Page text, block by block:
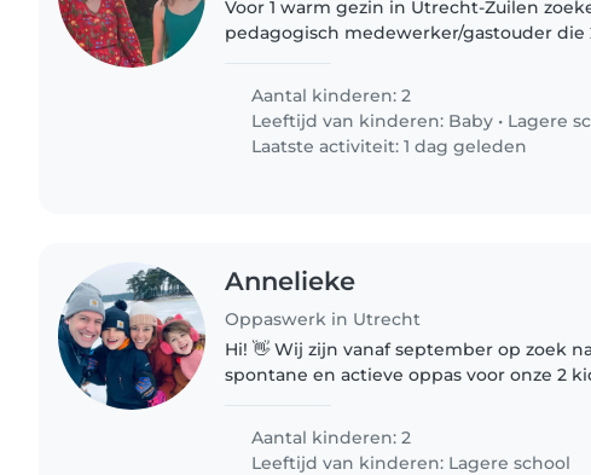
Voor 1 warm gezin in Utrecht-Zuilen
pedagogisch medewerker/gastouder die
uur per week, met..
Aantal kinderen: 2
Leeftijd van kinderen: Baby • Lagere
Laatste activiteit: 1 dag geleden
Annelieke
Oppaswerk in Utrecht
Hi! 👋 Wij zijn vanaf september op zoek
spontane en actieve oppas voor onze 2
Aantal kinderen: 2
Leeftijd van kinderen: Lagere school